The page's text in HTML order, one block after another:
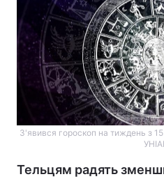
З'явився гороскоп на тиждень з
Тельцям радять